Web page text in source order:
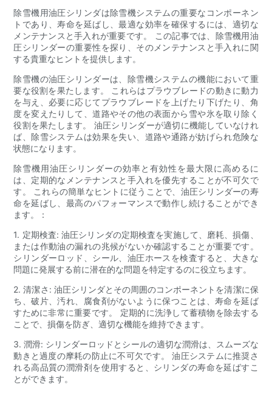
除雪機用油圧シリンダは除雪機システムの重要なコンポーネン
トであり、寿命を延ばし、最適な効率を確保するには、適切な
メンテナンスと手入れが重要です。 この記事では、除雪機用油
圧シリンダーの重要性を探り、そのメンテナンスと手入れに関
する貴重なヒントを提供します。
除雪機の油圧シリンダーは、除雪機システムの機能において重
要な役割を果たします。 これらはプラウブレードの動きに動力
を与え、必要に応じてプラウブレードを上げたり下げたり、角
度を変えたりして、道路やその他の表面から雪や氷を取り除く
役割を果たします。 油圧シリンダーが適切に機能していなけれ
ば、除雪システムは効果を失い、道路や通路が妨げられ危険な
状態になります。
除雪機用油圧シリンダーの効率と有効性を最大限に高めるに
は、定期的なメンテナンスと手入れを優先することが不可欠で
す。 これらの簡単なヒントに従うことで、油圧シリンダーの寿
命を延ばし、最高のパフォーマンスで動作し続けることができ
ます。：
1. 定期検査: 油圧シリンダの定期検査を実施して、磨耗、損傷、
または作動油の漏れの兆候がないか確認することが重要です。
シリンダーロッド、シール、油圧ホースを検査すると、大きな
問題に発展する前に潜在的な問題を特定するのに役立ちます。
2. 清潔さ: 油圧シリンダとその周囲のコンポーネントを清潔に保
ち、破片、汚れ、腐食剤がないように保つことは、寿命を延ば
すために非常に重要です。 定期的に洗浄して蓄積物を除去する
ことで、損傷を防ぎ、適切な機能を維持できます。
3. 潤滑: シリンダーロッドとシールの適切な潤滑は、スムーズな
動きと過度の摩耗の防止に不可欠です。 油圧システムに推奨さ
れる高品質の潤滑剤を使用すると、シリンダの寿命を延ばすこ
とができます。